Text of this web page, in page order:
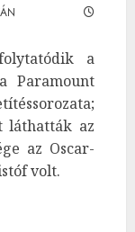
a
Paramount
láthatták az
az Oscar-
volt.